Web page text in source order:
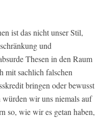
ist das nicht unser Stil,
und
Thesen in den Raum
mit sachlich falschen
bringen oder bewusst
würden wir uns niemals auf
so, wie wir es getan haben,